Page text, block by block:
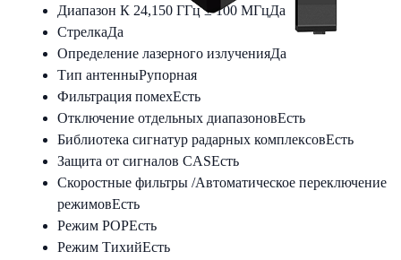
Диапазон К 24,150 ГГц ± 100 МГцДа
СтрелкаДа
Определение лазерного излученияДа
Тип антенныРупорная
Фильтрация помехЕсть
Отключение отдельных диапазоновЕсть
Библиотека сигнатур радарных комплексовЕсть
Защита от сигналов CASЕсть
Скоростные фильтры /Автоматическое переключение
режимовЕсть
Режим POPЕсть
Режим ТихийЕсть